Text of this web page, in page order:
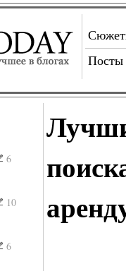
Посты
6
10
6